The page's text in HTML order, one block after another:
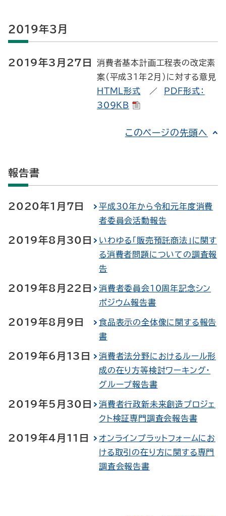
2019年3月
2019年3月27日
消費者基本計画工程表の改定素
案（平成31年２月）に対する意見
HTML形式 ／
PDF形式：
309KB
このページの先頭へ
報告書
2020年1月7日
平成30年から令和元年度消費
者委員会活動報告
2019年8月30日
いわゆる「販売預託商法」に関す
る消費者問題についての調査報
告
2019年8月22日
消費者委員会10周年記念シン
ポジウム報告書
2019年8月9日
食品表示の全体像に関する報告
書
2019年6月13日
消費者法分野におけるルール形
成の在り方等検討ワーキング・
グループ報告書
2019年5月30日
消費者行政新未来創造プロジェ
クト検証専門調査会報告書
2019年4月11日
オンラインプラットフォームにお
ける取引の在り方に関する専門
調査会報告書